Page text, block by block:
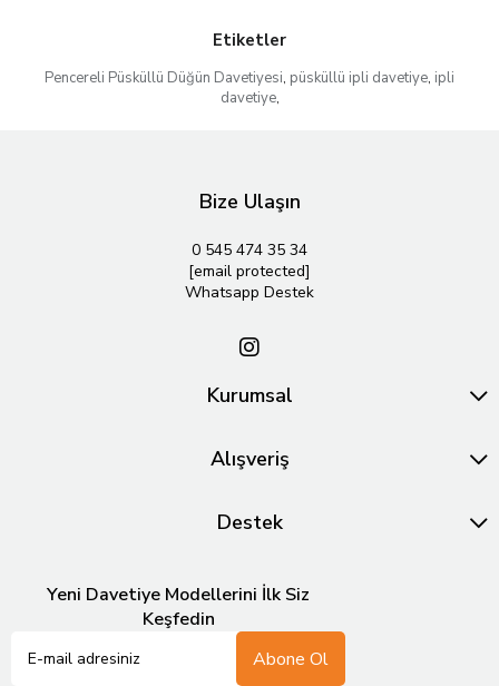
Etiketler
Pencereli Püsküllü Düğün Davetiyesi, püsküllü ipli davetiye, ipli
davetiye,
Bize Ulaşın
0 545 474 35 34
[email protected]
Whatsapp Destek
Kurumsal
Alışveriş
Destek
Yeni Davetiye Modellerini İlk Siz
Keşfedin
Abone Ol